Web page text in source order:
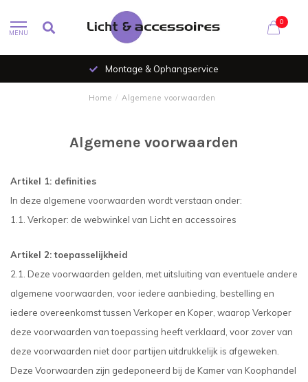
MENU
0
Al 35 jaar verlichtingsspecialist
Home / Algemene voorwaarden
Algemene voorwaarden
Artikel 1: definities
In deze algemene voorwaarden wordt verstaan onder:
1.1. Verkoper: de webwinkel van Licht en accessoires
Artikel 2: toepasselijkheid
2.1. Deze voorwaarden gelden, met uitsluiting van eventuele andere
algemene voorwaarden, voor iedere aanbieding, bestelling en
iedere overeenkomst tussen Verkoper en Koper, waarop Verkoper
deze voorwaarden van toepassing heeft verklaard, voor zover van
deze voorwaarden niet door partijen uitdrukkelijk is afgeweken.
Deze Voorwaarden zijn gedeponeerd bij de Kamer van Koophandel